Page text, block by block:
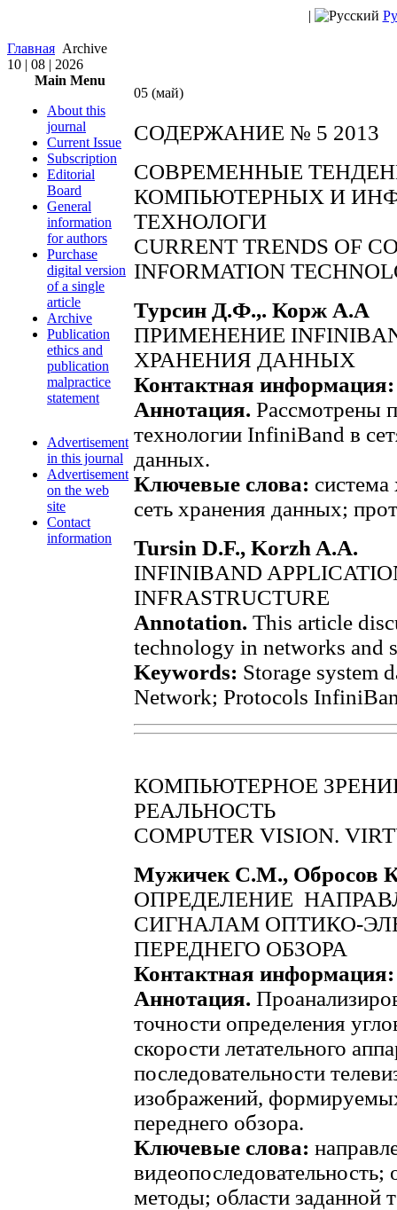
|
Главная Archive
10 | 08 | 2026
Main Menu
About this
journal
Current Issue
Subscription
Editorial
Board
General
information
for authors
Purchase
digital version
of a single
article
Archive
Publication
ethics and
publication
malpractice
statement
Advertisement
in this journal
Advertisement
on the web
site
Contact
information
05 (май)
СОДЕРЖАНИЕ № 5 2013
СОВРЕМЕННЫЕ
КОМПЬЮТЕРНЫХ И
ТЕХНОЛОГИ
CURRENT TRENDS OF
INFORMATION
Турсин Д.Ф.,. Корж А.А
ПРИМЕНЕНИЕ
ХРАНЕНИЯ ДАННЫХ
Контактная информация:
Аннотация. Рассмотрены
технологии InfiniBand в
данных.
Ключевые слова:
сеть хранения данных;
Tursin D.F., Korzh A.A.
INFINIBAND
INFRASTRUCTURE
Annotation. This article
technology in networks and
Keywords: Storage system
Network; Protocols
КОМПЬЮТЕРНОЕ
РЕАЛЬНОСТЬ
COMPUTER VISION.
Мужичек С.М., Обросов
ОПРЕДЕЛЕНИЕ
СИГНАЛАМ ОПТИКО-
ПЕРЕДНЕГО ОБЗОРА
Контактная информация:
Аннотация.
точности определения
скорости летательного
последовательности
изображений,
переднего обзора.
Ключевые слова:
методы; области заданной